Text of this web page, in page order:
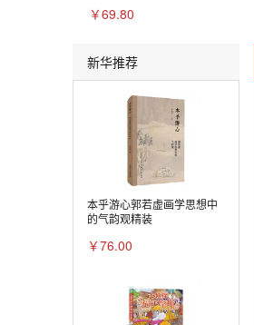
￥69.80
新华推荐
本乎游心郭若虚画学思想中
的气韵观精装
￥76.00